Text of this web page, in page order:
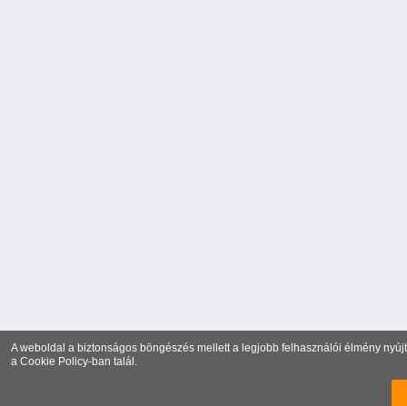
A weboldal a biztonságos böngészés mellett a legjobb felhasználói élmény
a Cookie Policy-ban talál.